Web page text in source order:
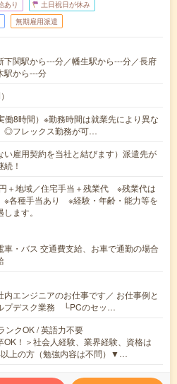
あり 土日祝日が休み
無期雇用派遣
下関駅から---分／幡生駅から---分／長府
駅から---分
働8時間）※勤務時間は就業先により異な
◎フレックス勤務が可…
い雇用契約を当社と結びます）派遣先が
！
＋地域／住宅手当＋残業代 ※残業代は
各種手当あり ※経験・年齢・能力等を
ます。
・バス 交通費支給、お車で通勤の場合
内エンジニアのお仕事です／ お仕事例と
プデスク業務 └PCのセッ…
ンクOK / 英語力不要
OK！＞社会人経験、業界経験、資格は
上の方（勉強内容は不問）▼…